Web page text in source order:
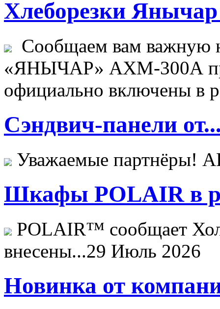
Хлеборезки Янычар
Сообщаем вам важную
«ЯНЫЧАР» АХМ-300А
официально включены в
Сэндвич-панели
Уважаемые
Шкафы POLAIR в
POLAIR™ сообщает
внесены...29 Июль 2026
Новинка от